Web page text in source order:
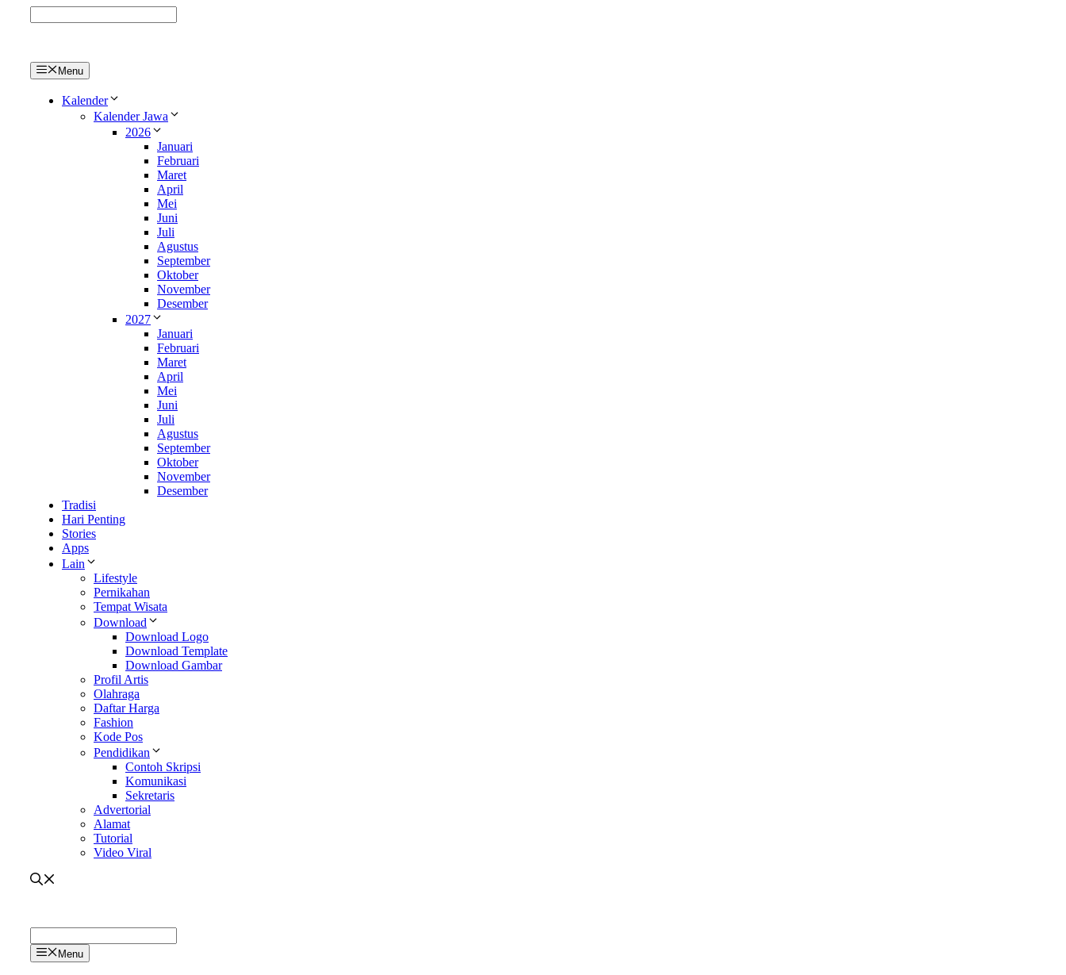
Menu
Kalender
Kalender Jawa
2026
Januari
Februari
Maret
April
Mei
Juni
Juli
Agustus
September
Oktober
November
Desember
2027
Januari
Februari
Maret
April
Mei
Juni
Juli
Agustus
September
Oktober
November
Desember
Tradisi
Hari Penting
Stories
Apps
Lain
Lifestyle
Pernikahan
Tempat Wisata
Download
Download Logo
Download Template
Download Gambar
Profil Artis
Olahraga
Daftar Harga
Fashion
Kode Pos
Pendidikan
Contoh Skripsi
Komunikasi
Sekretaris
Advertorial
Alamat
Tutorial
Video Viral
Menu